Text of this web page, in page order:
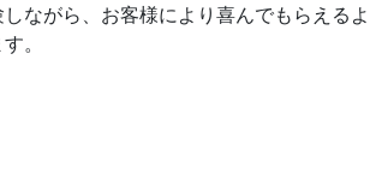
ながら、お客様により喜んでもらえるよ
。